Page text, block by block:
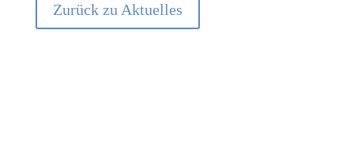
Zurück zu Aktuelles